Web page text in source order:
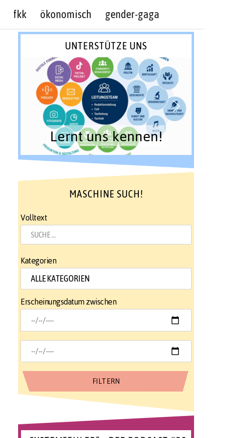
fkk ökonomisch gender-gaga
UNTERSTÜTZE UNS
Lernt uns kennen!
MASCHINE SUCH!
Volltext
Kategorien
Erscheinungsdatum zwischen